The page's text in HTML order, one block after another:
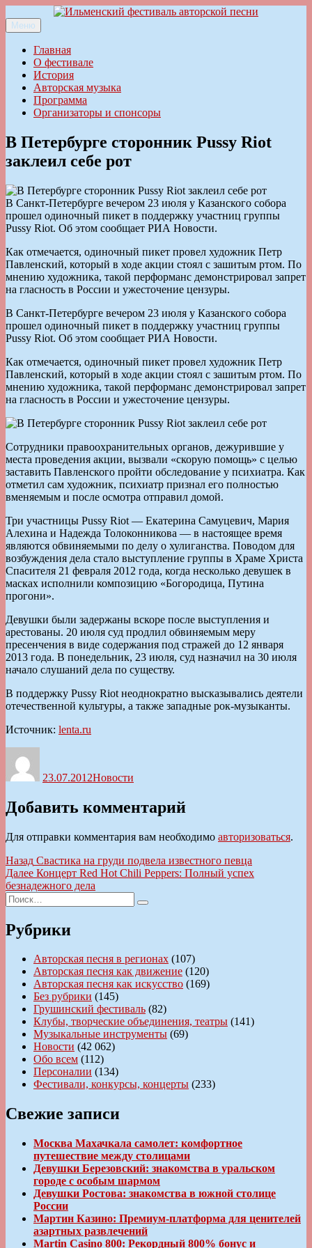
к
содержимому
Ильменский фестиваль авторской песни
Меню
Главная
О фестивале
История
Авторская музыка
Программа
Организаторы и спонсоры
В Петербурге сторонник Pussy Riot
заклеил себе рот
В Санкт-Петербурге вечером 23 июля у Казанского собора
прошел одиночный пикет в поддержку участниц группы
Pussy Riot. Об этом сообщает РИА Новости.
Как отмечается, одиночный пикет провел художник Петр
Павленский, который в ходе акции стоял с зашитым ртом. По
мнению художника, такой перформанс демонстрировал запрет
на гласность в России и ужесточение цензуры.
В Санкт-Петербурге вечером 23 июля у Казанского собора
прошел одиночный пикет в поддержку участниц группы
Pussy Riot. Об этом сообщает РИА Новости.
Как отмечается, одиночный пикет провел художник Петр
Павленский, который в ходе акции стоял с зашитым ртом. По
мнению художника, такой перформанс демонстрировал запрет
на гласность в России и ужесточение цензуры.
Сотрудники правоохранительных органов, дежурившие у
места проведения акции, вызвали «скорую помощь» с целью
заставить Павленского пройти обследование у психиатра. Как
отметил сам художник, психиатр признал его полностью
вменяемым и после осмотра отправил домой.
Три участницы Pussy Riot — Екатерина Самуцевич, Мария
Алехина и Надежда Толоконникова — в настоящее время
являются обвиняемыми по делу о хулиганства. Поводом для
возбуждения дела стало выступление группы в Храме Христа
Спасителя 21 февраля 2012 года, когда несколько девушек в
масках исполнили композицию «Богородица, Путина
прогони».
Девушки были задержаны вскоре после выступления и
арестованы. 20 июля суд продлил обвиняемым меру
пресенчения в виде содержания под стражей до 12 января
2013 года. В понедельник, 23 июля, суд назначил на 30 июля
начало слушаний дела по существу.
В поддержку Pussy Riot неоднократно высказывались деятели
отечественной культуры, а также западные рок-музыканты.
Источник: lenta.ru
23.07.2012Новости
Добавить комментарий
Для отправки комментария вам необходимо авторизоваться.
Навигация
по
записям
Назад Предыдущая
запись:
Свастика на груди подвела известного певца
Далее Следующая
запись:
Концерт Red Hot Chili Peppers: Полный успех
безнадежного дела
Искать:
Поиск
Рубрики
Авторская песня в регионах (107)
Авторская песня как движение (120)
Авторская песня как искусство (169)
Без рубрики (145)
Грушинский фестиваль (82)
Клубы, творческие объединения, театры (141)
Музыкальные инструменты (69)
Новости (42 062)
Обо всем (112)
Персоналии (134)
Фестивали, конкурсы, концерты (233)
Свежие записи
Москва Махачкала самолет: комфортное
путешествие между столицами
Девушки Березовский: знакомства в уральском
городе с особым шармом
Девушки Ростова: знакомства в южной столице
России
Мартин Казино: Премиум-платформа для ценителей
азартных развлечений
Martin Casino 800: Рекордный 800% бонус и